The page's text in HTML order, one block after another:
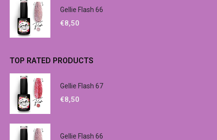
Gellie Flash 66
€8,50
TOP RATED PRODUCTS
Gellie Flash 67
€8,50
Gellie Flash 66